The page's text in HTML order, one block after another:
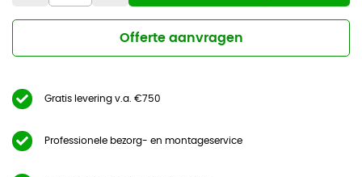
Offerte aanvragen
Gratis levering v.a. €750
Professionele bezorg- en montageservice